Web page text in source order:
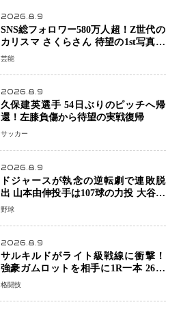
2026.8.9
SNS総フォロワー580万人超！Z世代の
カリスマ さくらさん 待望の1st写真集
が11月5日発売決定 沖縄で“今しか残
芸能
2026.8.9
久保建英選手 54日ぶりのピッチへ帰
還！左膝負傷から待望の実戦復帰
サッカー
2026.8.9
ドジャースが執念の逆転劇で連敗脱
出 山本由伸投手は107球の力投 大谷翔
平選手が延長10回に勝利を呼び込む一
野球
2026.8.9
サルキルドがライト級戦線に衝撃！
強豪ガムロットを相手に1R一本 26歳
の豪州の新星が「トップ戦線」へ名乗
格闘技